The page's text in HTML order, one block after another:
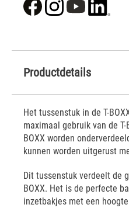
Productdetails
Het tussenstuk in de T-
maximaal gebruik van de T-
BOXX worden
kunnen worden uitgerust
Dit tussenstuk verdeelt de
BOXX. Het is de perfecte
inzetbakjes met een